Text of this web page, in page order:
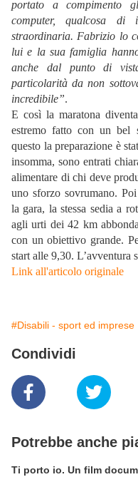
portato a compimento
computer, qualcosa di
straordinaria. Fabrizio lo
lui e la sua famiglia
anche dal punto di
particolarità da non
incredibile”.
E così la maratona
estremo fatto con un bel
questo la preparazione è
insomma, sono entrati
alimentare di chi deve
uno sforzo sovrumano.
la gara, la stessa sedia a
agli urti dei 42 km
con un obiettivo grande.
start alle 9,30. L’avventura
Link all'articolo originale
#Disabili - sport ed imprese
Condividi
Potrebbe anche
Ti porto io. Un film